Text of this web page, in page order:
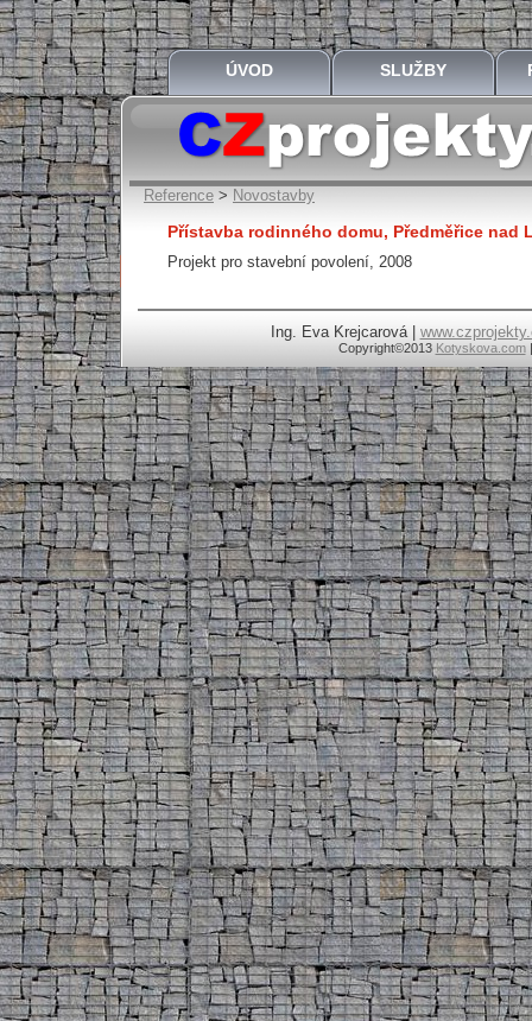
ÚVOD SLUŽBY
Reference > Novostavby
Přístavba rodinného domu, Předměřice nad
Projekt pro stavební povolení, 2008
Ing. Eva Krejcarová |
Copyright©2013 Kotyskova.com|